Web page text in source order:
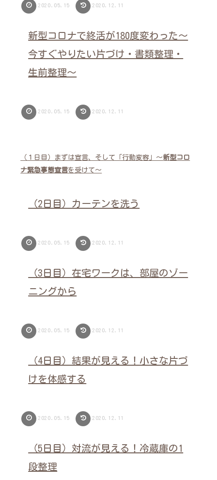
2020.05.15 2020.12.11
新型コロナで終活が180度変わった～
今すぐやりたい片づけ・書類整理・
生前整理～
2020.05.15 2020.12.11
（１日目）まずは宣言、そして「行動変容」～新型コロ
ナ緊急事態宣言を受けて～
（2日目）カーテンを洗う
2020.05.15 2020.12.11
（3日目）在宅ワークは、部屋のゾー
ニングから
2020.05.15 2020.12.11
（4日目）結果が見える！小さな片づ
けを体感する
2020.05.15 2020.12.11
（5日目）対流が見える！冷蔵庫の1
段整理